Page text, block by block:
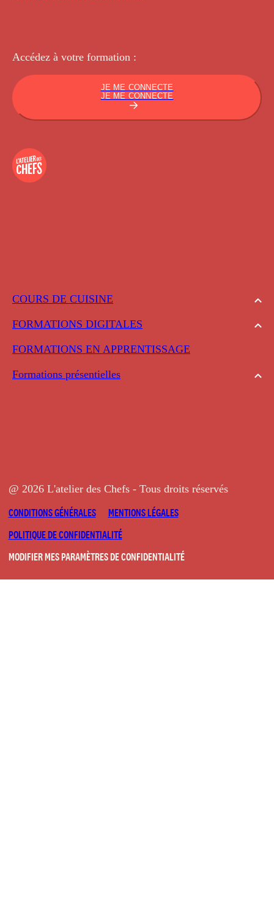
COURS DE CUISINE
FORMATIONS DIGITALES
FORMATIONS EN APPRENTISSAGE
Formations présentielles
Accédez à votre formation :
JE ME CONNECTE
JE ME CONNECTE
@ 2026 L'atelier des Chefs - Tous droits réservés
CONDITIONS GÉNÉRALES
MENTIONS LÉGALES
POLITIQUE DE CONFIDENTIALITÉ
MODIFIER MES PARAMÈTRES DE CONFIDENTIALITÉ